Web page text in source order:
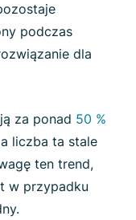
podczas
dla
za ponad 50 %
liczba ta stale
ten trend,
w przypadku